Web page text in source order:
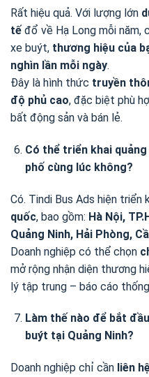
Rất hiệu quả. Với lượng lớn
tế đổ về Hạ Long mỗi năm,
xe buýt, thương hiệu của
nghìn lần mỗi ngày.
Đây là hình thức truyền
độ phủ cao, đặc biệt phù
bất động sản và bán lẻ.
Có thể triển khai
phố cùng lúc không?
Có. Tindi Bus Ads hiện triển
quốc, bao gồm: Hà Nội,
Quảng Ninh, Hải Phòng,
Doanh nghiệp có thể chọn
mở rộng nhận diện thương
lý tập trung – báo cáo
Làm thế nào để bắt
buýt tại Quảng Ninh?
Doanh nghiệp chỉ cần liên